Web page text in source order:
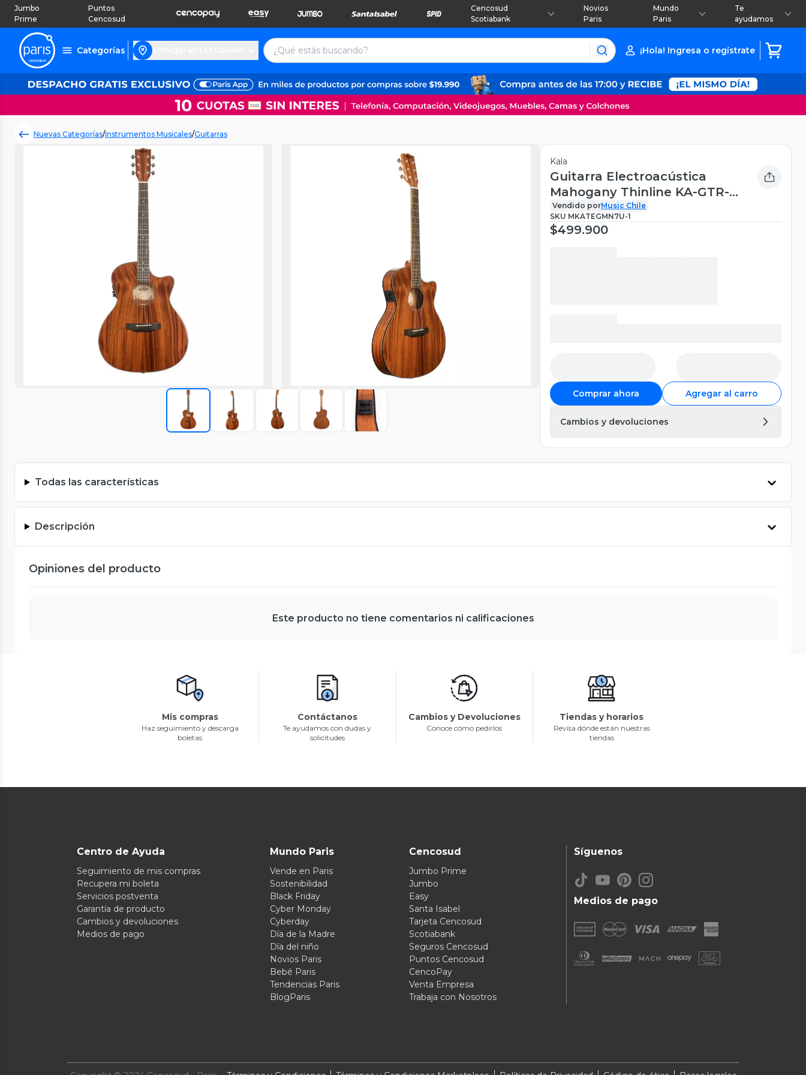
Jumbo
Prime
Puntos
Cencosud
Cencosud
Scotiabank
Novios
Paris
Mundo
Paris
Te
ayudamos
Categorías ¡Hola! Ingresa o regístrate
Nuevas Categorías/Instrumentos Musicales/Guitarras
Kala
Guitarra Electroacústica
Mahogany Thinline KA-GTR-
MTS-E Kala
Vendido porMusic Chile
SKU MKATEGMN7U-1
$499.900
Comprar ahora Agregar al carro
Cambios y devoluciones
Todas las características
Descripción
Opiniones del producto
Este producto no tiene comentarios ni calificaciones
Mis compras
Haz seguimiento y descarga
boletas
Contáctanos
Te ayudamos con dudas y
solicitudes
Cambios y Devoluciones
Conoce cómo pedirlos
Tiendas y horarios
Revisa dónde están nuestras
tiendas
Centro de Ayuda
Seguimiento de mis compras
Recupera mi boleta
Servicios postventa
Garantía de producto
Cambios y devoluciones
Medios de pago
Mundo Paris
Vende en Paris
Sostenibilidad
Black Friday
Cyber Monday
Cyberday
Día de la Madre
Día del niño
Novios Paris
Bebé Paris
Tendencias Paris
BlogParis
Cencosud
Jumbo Prime
Jumbo
Easy
Santa Isabel
Tarjeta Cencosud
Scotiabank
Seguros Cencosud
Puntos Cencosud
CencoPay
Venta Empresa
Trabaja con Nosotros
Medios de pago
Síguenos